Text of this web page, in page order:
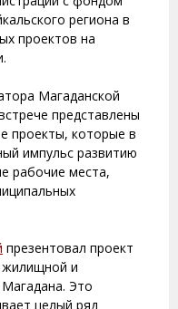
региона в
проектов на
Магаданской
представлены
проекты, которые в
импульс развитию
рабочие места,
презентовал проект
жилищной и
Это
целый ряд